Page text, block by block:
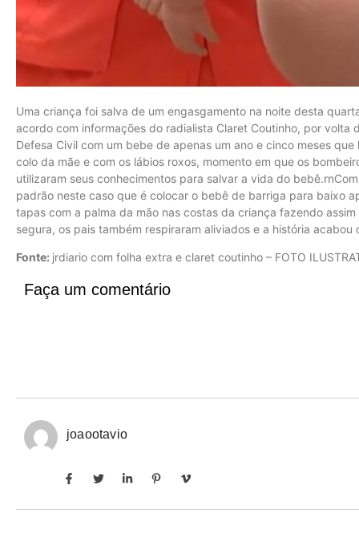
Uma criança foi salva de um engasgamento na noite desta
acordo com informações do radialista Claret Coutinho, por volta
Defesa Civil com um bebe de apenas um ano e cinco meses
colo da mãe e com os lábios roxos, momento em que os
utilizaram seus conhecimentos para salvar a vida do
padrão neste caso que é colocar o bebê de barriga para baixo
tapas com a palma da mão nas costas da criança fazendo
segura, os pais também respiraram aliviados e a história
Fonte: jrdiario com folha extra e claret coutinho – FOTO
Faça um comentário
joaootavio